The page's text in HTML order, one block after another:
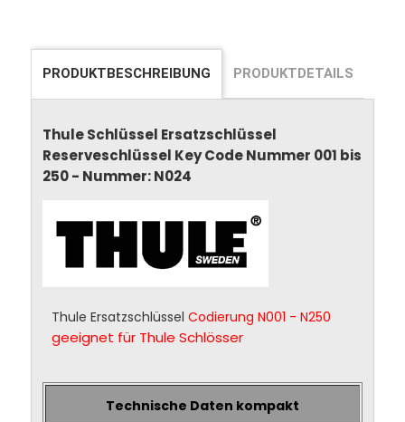
PRODUKTBESCHREIBUNG PRODUKTDETAILS
Thule Schlüssel Ersatzschlüssel
Reserveschlüssel Key Code Nummer 001 bis
250 - Nummer: N024
Thule Ersatzschlüssel Codierung N001 - N250
geeignet für Thule Schlösser
Technische Daten kompakt